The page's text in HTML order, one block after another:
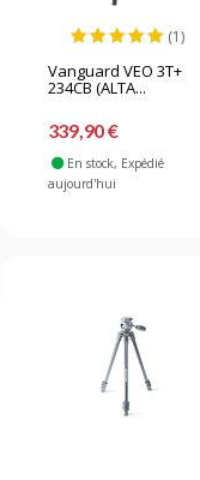
(1)
Vanguard VEO 3T+
234CB (ALTA...
339,90 €
En stock, Expédié
aujourd'hui